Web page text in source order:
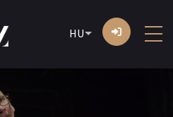
HU